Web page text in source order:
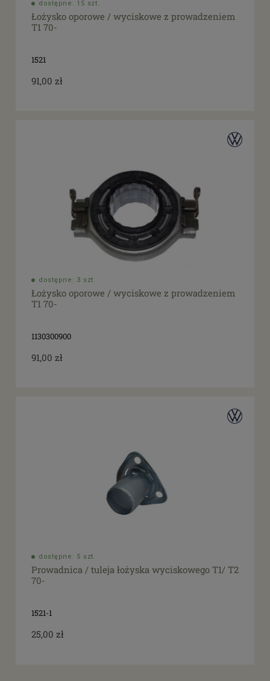
dostępne: 15 szt.
Łożysko oporowe / wyciskowe z prowadzeniem
T1 70-
1521
91,00 zł
dostępne: 3 szt.
Łożysko oporowe / wyciskowe z prowadzeniem
T1 70-
1130300900
91,00 zł
dostępne: 5 szt.
Prowadnica / tuleja łożyska wyciskowego T1/ T2
70-
1521-1
25,00 zł